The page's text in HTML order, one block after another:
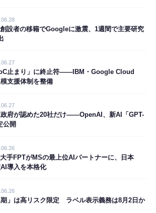
設者の移籍でGoogleに激震、1週間で主要研究
止まり」に終止符——IBM・Google Cloud
支援体制を整備
府が認めた20社だけ——OpenAI、新AI「GPT-
公開
手FPTがMSの最上位AIパートナーに、日本
導入を本格化
」は高リスク限定 ラベル表示義務は8月2日か